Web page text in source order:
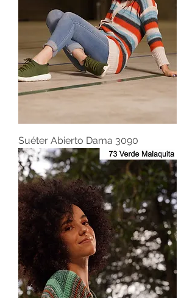
Suéter Abierto Dama 3090